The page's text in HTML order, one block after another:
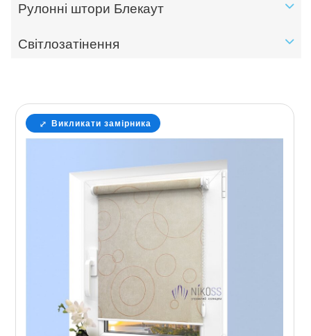
Рулонні штори Блекаут
Світлозатінення
Викликати замірника